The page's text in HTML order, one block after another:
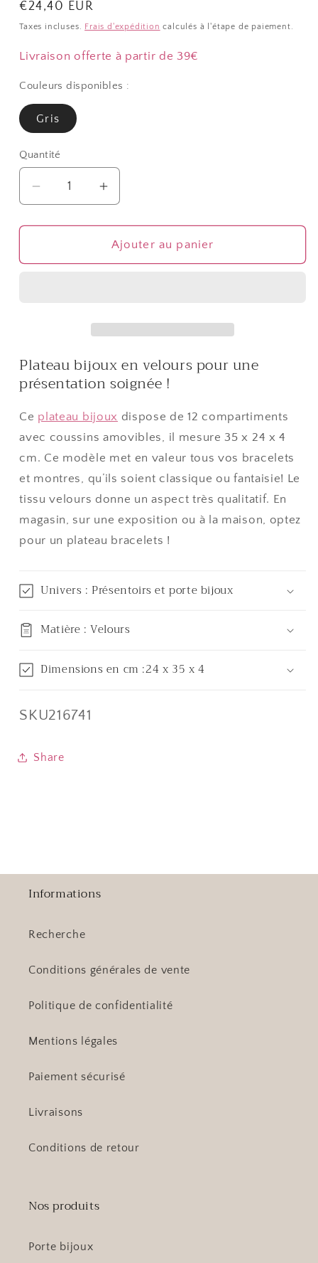
Prix
habituel
€24,40 EUR
Taxes incluses. Frais d'expédition calculés à l'étape de paiement.
Livraison offerte à partir de 39€
Couleurs disponibles :
Gris
Quantité
Quantité
Réduire
la
quantité
Plateau
Augmenter
la
quantité
de
Plateau
Ajouter au panier
Plateau bijoux en velours pour une
présentation soignée !
Ce plateau bijoux dispose de 12 compartiments
avec coussins amovibles, il mesure 35 x 24 x 4
cm. Ce modèle met en valeur tous vos bracelets
et montres, qu’ils soient classique ou fantaisie! Le
tissu velours donne un aspect très qualitatif. En
magasin, sur une exposition ou à la maison, optez
pour un plateau bracelets !
Univers : Présentoirs et porte bijoux
Matière : Velours
Dimensions en cm :24 x 35 x 4
SKU:
SKU216741
Share
Informations
Recherche
Conditions générales de vente
Politique de confidentialité
Mentions légales
Paiement sécurisé
Livraisons
Conditions de retour
Nos produits
Porte bijoux